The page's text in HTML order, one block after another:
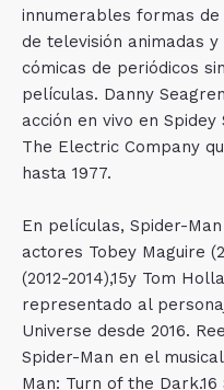
innumerables formas de
de televisión animadas
cómicas de periódicos
películas. Danny
acción en vivo en
The Electric Company
hasta 1977.
En películas, Spider-
actores Tobey Maguire
(2012-2014),15​y Tom
representado al
Universe desde 2016.
Spider-Man en el
Man: Turn of the